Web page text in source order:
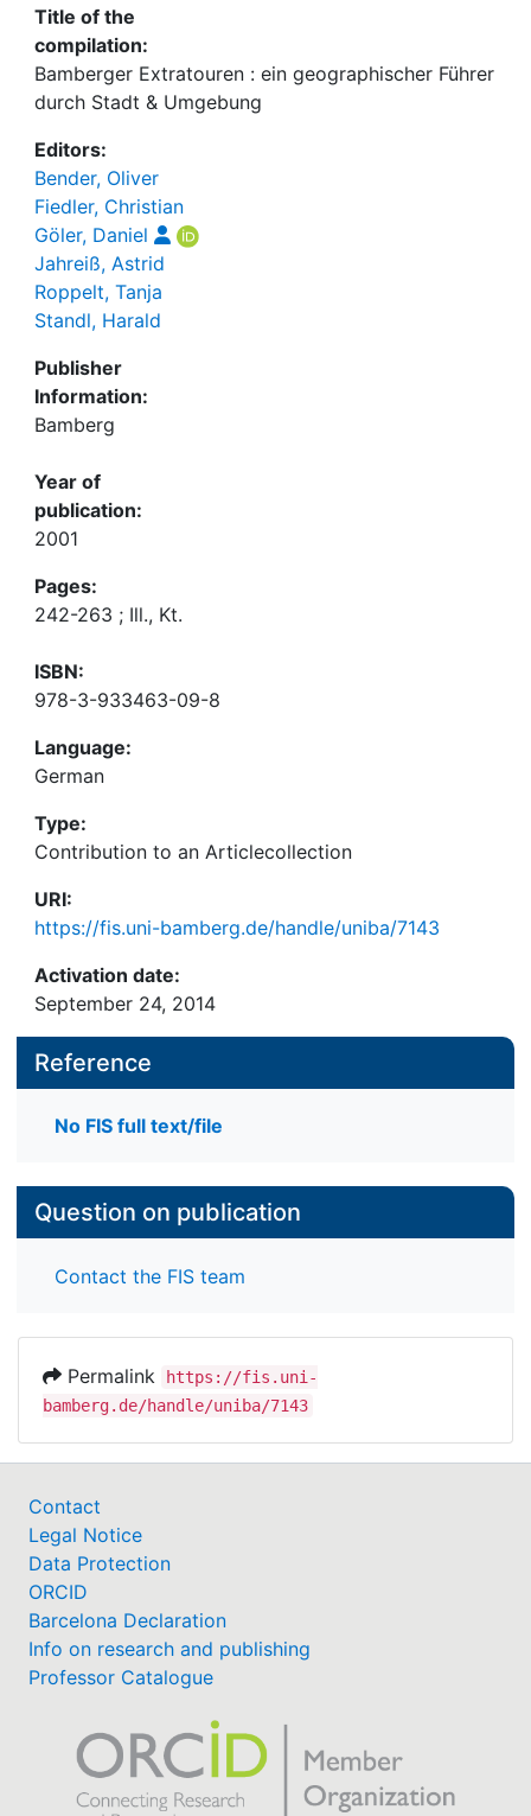
Title of the
compilation:
Bamberger Extratouren : ein geographischer Führer
durch Stadt & Umgebung
Editors:
Bender, Oliver
Fiedler, Christian
Göler, Daniel
Jahreiß, Astrid
Roppelt, Tanja
Standl, Harald
Publisher
Information:
Bamberg
Year of
publication:
2001
Pages:
242-263 ; Ill., Kt.
ISBN:
978-3-933463-09-8
Language:
German
Type:
Contribution to an Articlecollection
URI:
https://fis.uni-bamberg.de/handle/uniba/7143
Activation date:
September 24, 2014
Reference
No FIS full text/file
Question on publication
Contact the FIS team
Permalink
https://fis.uni-
bamberg.de/handle/uniba/7143
Contact
Legal Notice
Data Protection
ORCID
Barcelona Declaration
Info on research and publishing
Professor Catalogue